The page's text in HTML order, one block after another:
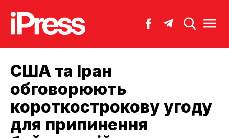
США та Іран
обговорюють
короткострокову угоду
для припинення